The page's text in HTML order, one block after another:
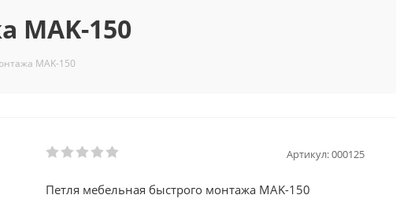
MAK-150
MAK-150
Артикул:000125
Петля мебельная быстрого монтажа MAK-150